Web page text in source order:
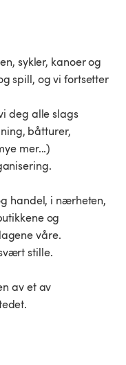
sykler, kanoer og
spill, og vi fortsetter
deg alle slags
båtturer,
mer...)
handel, i nærheten,
og
våre.
stille.
av et av